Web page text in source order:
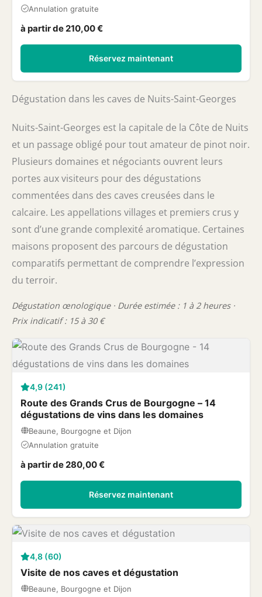
Annulation gratuite
à partir de 210,00 €
Réservez maintenant
Dégustation dans les caves de Nuits-Saint-Georges
Nuits-Saint-Georges est la capitale de la Côte de Nuits
et un passage obligé pour tout amateur de pinot noir.
Plusieurs domaines et négociants ouvrent leurs
portes aux visiteurs pour des dégustations
commentées dans des caves creusées dans le
calcaire. Les appellations villages et premiers crus y
sont d’une grande complexité aromatique. Certaines
maisons proposent des parcours de dégustation
comparatifs permettant de comprendre l’expression
du terroir.
Dégustation œnologique · Durée estimée : 1 à 2 heures ·
Prix indicatif : 15 à 30 €
4,9 (241)
Route des Grands Crus de Bourgogne – 14
dégustations de vins dans les domaines
Beaune, Bourgogne et Dijon
Annulation gratuite
à partir de 280,00 €
Réservez maintenant
4,8 (60)
Visite de nos caves et dégustation
Beaune, Bourgogne et Dijon